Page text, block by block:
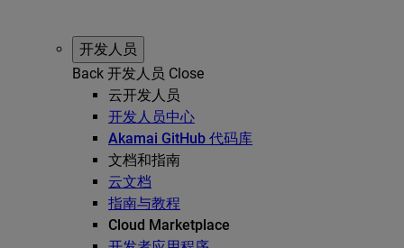
开发人员
Back 开发人员 Close
云开发人员
开发人员中心
Akamai GitHub 代码库
文档和指南
云文档
指南与教程
Cloud Marketplace